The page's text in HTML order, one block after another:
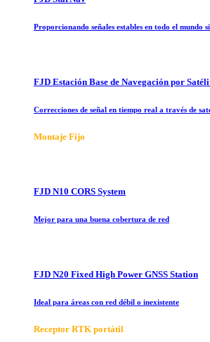
Proporcionando señales estables en todo el mundo
FJD Estación Base de Navegación por
Correcciones de señal en tiempo real a través de
Montaje Fijo
FJD N10 CORS System
Mejor para una buena cobertura de red
FJD N20 Fixed High Power GNSS Station
Ideal para áreas con red débil o inexistente
Receptor RTK portátil